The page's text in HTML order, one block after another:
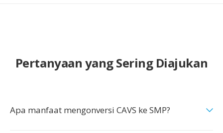
Pertanyaan yang Sering Diajukan
Apa manfaat mengonversi CAVS ke SMP?